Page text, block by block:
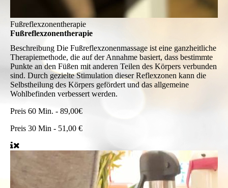
Fußreflexzonentherapie
Fußreflexzonentherapie
Beschreibung Die Fußreflexzonenmassage ist eine ganzheitliche
Therapiemethode, die auf der Annahme basiert, dass bestimmte
Punkte an den Füßen mit anderen Teilen des Körpers verbunden
sind. Durch gezielte Stimulation dieser Reflexzonen kann die
Selbstheilung des Körpers gefördert und das allgemeine
Wohlbefinden verbessert werden.
Preis 60 Min. - 89,00€
Preis 30 Min - 51,00 €